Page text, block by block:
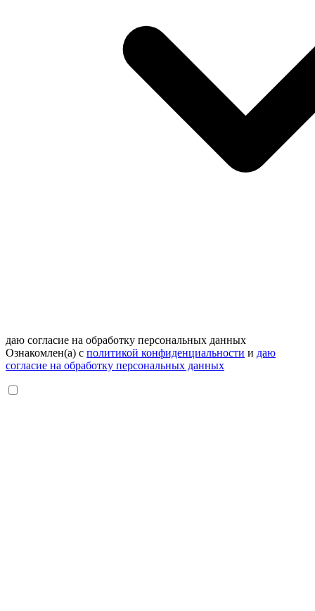
даю согласие на обработку персональных данных
Ознакомлен(а) с политикой конфиденциальности и даю
согласие на обработку персональных данных